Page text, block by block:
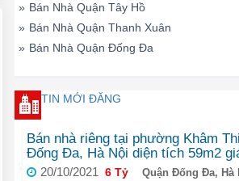
» Bán Nhà Quận Tây Hồ
» Bán Nhà Quận Thanh Xuân
» Bán Nhà Quận Đống Đa
TIN MỚI ĐĂNG
Bán nhà riêng tại phường Khâm
Đống Đa, Hà Nội diện tích 59m2
20/10/2021 6 Tỷ Quận Đống Đa, Hà